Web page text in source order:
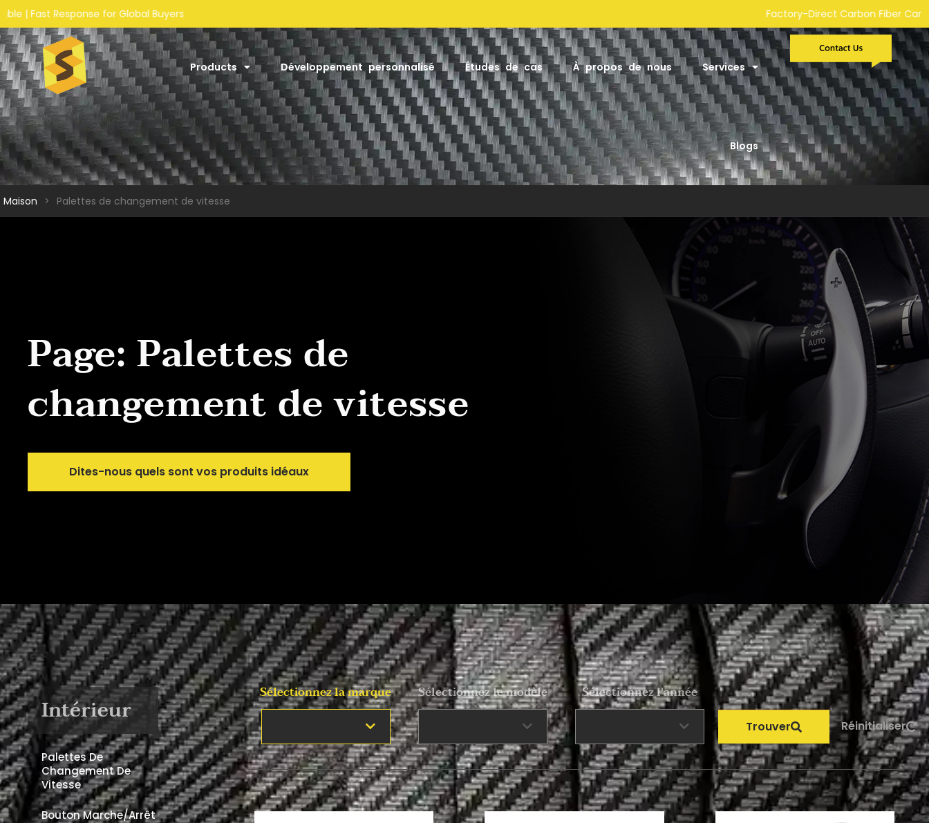
Factory-Direct Carbon Fiber Car Parts Manufacturer | Custom
Products Développement personnalisé Études de cas À propos de nous Services
Blogs
Maison > Palettes de changement de vitesse
Page: Palettes de
changement de vitesse
Dites-nous quels sont vos produits idéaux
Intérieur
Palettes De
Changement De
Vitesse
Bouton Marche/arrêt
Sélectionnez la marque Sélectionnez le modèle Sélectionnez l'année
Trouver Réinitialiser